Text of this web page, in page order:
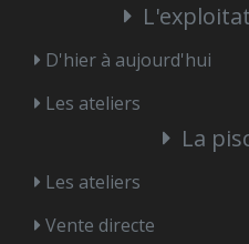
D'hier à aujourd'hui
Les ateliers
La
Les ateliers
Vente directe